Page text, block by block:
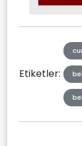
Etiketler: